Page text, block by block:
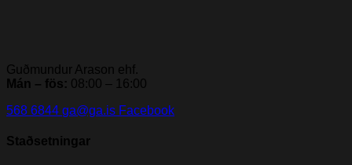
Guðmundur Arason ehf.
Mán – fös: 08:00 – 16:00
568 6844 ga@ga.is Facebook
Staðsetningar